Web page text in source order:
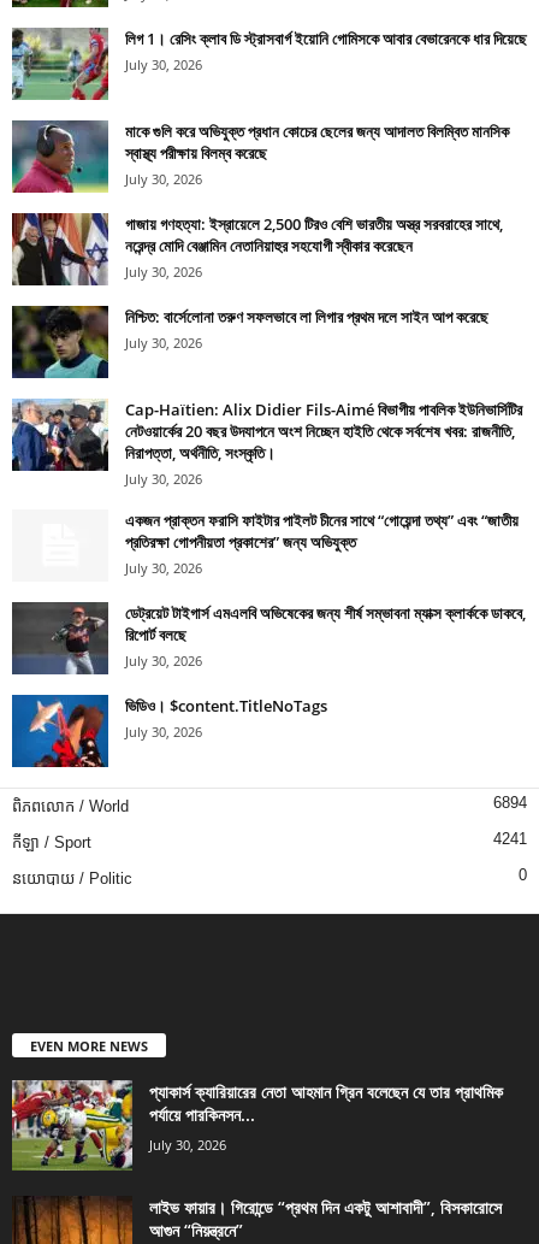
লিগ 1। রেসিং ক্লাব ডি স্ট্রাসবার্গ ইয়োনি গোমিসকে আবার বেভারেনকে ধার দিয়েছে
July 30, 2026
মাকে গুলি করে অভিযুক্ত প্রধান কোচের ছেলের জন্য আদালত বিলম্বিত মানসিক
স্বাস্থ্য পরীক্ষায় বিলম্ব করেছে
July 30, 2026
গাজায় গণহত্যা: ইস্রায়েলে 2,500 টিরও বেশি ভারতীয় অস্ত্র সরবরাহের সাথে,
নরেন্দ্র মোদি বেঞ্জামিন নেতানিয়াহুর সহযোগী স্বীকার করেছেন
July 30, 2026
নিশ্চিত: বার্সেলোনা তরুণ সফলভাবে লা লিগার প্রথম দলে সাইন আপ করেছে
July 30, 2026
Cap-Haïtien: Alix Didier Fils-Aimé বিভাগীয় পাবলিক ইউনিভার্সিটির
নেটওয়ার্কের 20 বছর উদযাপনে অংশ নিচ্ছেন হাইতি থেকে সর্বশেষ খবর: রাজনীতি,
নিরাপত্তা, অর্থনীতি, সংস্কৃতি।
July 30, 2026
একজন প্রাক্তন ফরাসি ফাইটার পাইলট চীনের সাথে “গোয়েন্দা তথ্য” এবং “জাতীয়
প্রতিরক্ষা গোপনীয়তা প্রকাশের” জন্য অভিযুক্ত
July 30, 2026
ডেট্রয়েট টাইগার্স এমএলবি অভিষেকের জন্য শীর্ষ সম্ভাবনা ম্যাক্স ক্লার্ককে ডাকবে,
রিপোর্ট বলছে
July 30, 2026
ভিডিও। $content.TitleNoTags
July 30, 2026
ពិភពលោក / World 6894
កីឡា / Sport 4241
នយោបាយ / Politic 0
EVEN MORE NEWS
প্যাকার্স ক্যারিয়ারের নেতা আহমান গ্রিন বলেছেন যে তার প্রাথমিক
পর্যায়ে পারকিনসন...
July 30, 2026
লাইভ ফায়ার। গিরোন্ডে “প্রথম দিন একটু আশাবাদী”, বিসকারোসে
আগুন “নিয়ন্ত্রনে”